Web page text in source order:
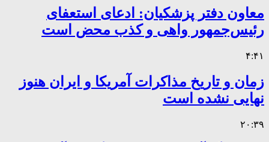
معاون دفتر پزشکیان: ادعای استعفای
رئیس‌جمهور واهی و کذب محض است
۴:۴۱
زمان و تاریخ مذاکرات آمریکا و ایران هنوز
نهایی نشده است
۲۰:۳۹